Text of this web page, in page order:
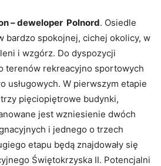
– deweloper Polnord. Osiedle
bardzo spokojnej, cichej okolicy, w
i wzgórz. Do dyspozycji
terenów rekreacyjno sportowych
usługowych. W pierwszym etapie
pięciopiętrowe budynki,
jest wzniesienie dwóch
i jednego o trzech
etapu będą znajdowały się
Świętokrzyska II. Potencjalni